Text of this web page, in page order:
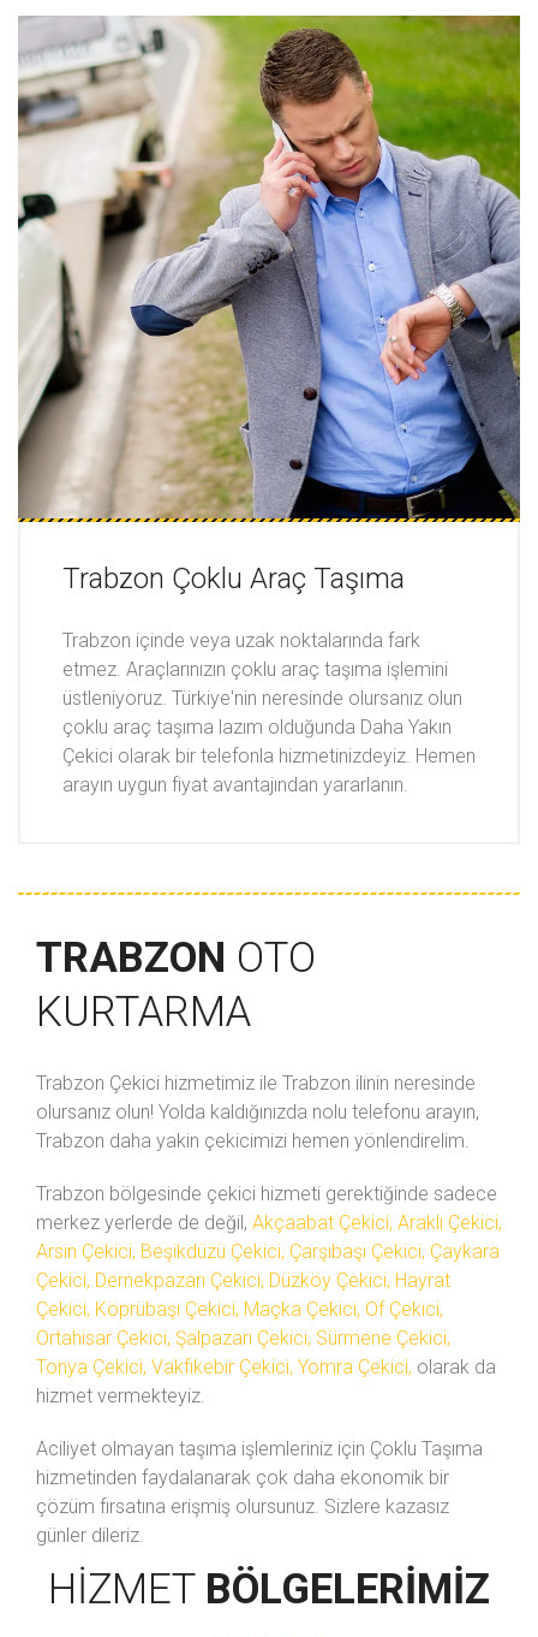
Trabzon Çoklu Araç Taşıma
Trabzon içinde veya uzak noktalarında fark
etmez. Araçlarınızın çoklu araç taşıma işlemini
üstleniyoruz. Türkiye'nin neresinde olursanız olun
çoklu araç taşıma lazım olduğunda Daha Yakın
Çekici olarak bir telefonla hizmetinizdeyiz. Hemen
arayın uygun fiyat avantajından yararlanın.
TRABZON OTO
KURTARMA
Trabzon Çekici hizmetimiz ile Trabzon ilinin neresinde
olursanız olun! Yolda kaldığınızda nolu telefonu arayın,
Trabzon daha yakin çekicimizi hemen yönlendirelim.
Trabzon bölgesinde çekici hizmeti gerektiğinde sadece
merkez yerlerde de değil, Akçaabat Çekici, Araklı Çekici,
Arsin Çekici, Beşikdüzü Çekici, Çarşıbaşı Çekici, Çaykara
Çekici, Dernekpazarı Çekici, Düzköy Çekici, Hayrat
Çekici, Köprübaşı Çekici, Maçka Çekici, Of Çekici,
Ortahisar Çekici, Şalpazarı Çekici, Sürmene Çekici,
Tonya Çekici, Vakfıkebir Çekici, Yomra Çekici, olarak da
hizmet vermekteyiz.
Aciliyet olmayan taşıma işlemleriniz için Çoklu Taşıma
hizmetinden faydalanarak çok daha ekonomik bir
çözüm fırsatına erişmiş olursunuz. Sizlere kazasız
günler dileriz.
HIZMET BÖLGELERIMIZ